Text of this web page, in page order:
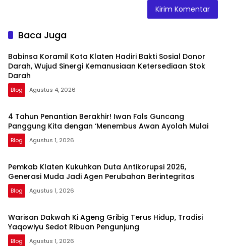
Baca Juga
Babinsa Koramil Kota Klaten Hadiri Bakti Sosial Donor
Darah, Wujud Sinergi Kemanusiaan Ketersediaan Stok
Darah
Blog Agustus 4, 2026
4 Tahun Penantian Berakhir! Iwan Fals Guncang
Panggung Kita dengan ‘Menembus Awan Ayolah Mulai
Blog Agustus 1, 2026
Pemkab Klaten Kukuhkan Duta Antikorupsi 2026,
Generasi Muda Jadi Agen Perubahan Berintegritas
Blog Agustus 1, 2026
Warisan Dakwah Ki Ageng Gribig Terus Hidup, Tradisi
Yaqowiyu Sedot Ribuan Pengunjung
Blog Agustus 1, 2026